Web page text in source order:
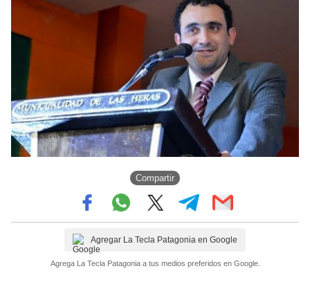
Compartir
Agregar La Tecla Patagonia en Google
Agrega La Tecla Patagonia a tus medios preferidos en Google.